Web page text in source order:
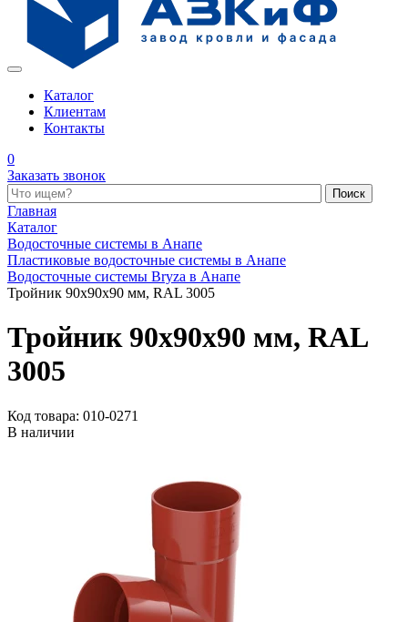
Каталог
Клиентам
Контакты
0
Заказать звонок
Поиск по каталогу
Главная
Каталог
Водосточные системы в Анапе
Пластиковые водосточные системы в Анапе
Водосточные системы Bryza в Анапе
Тройник 90х90х90 мм, RAL 3005
Тройник 90х90х90 мм, RAL
3005
Код товара: 010-0271
В наличии